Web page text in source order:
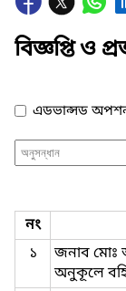
বিজ্ঞপ্তি ও
এডভান্সড
নং
১
জনাব
অনুকূলে